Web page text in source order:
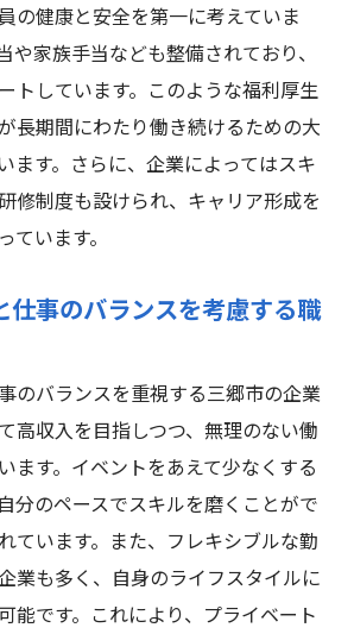
の健康と安全を第一に考えていま
や家族手当なども整備されており、
トしています。このような福利厚生
長期間にわたり働き続けるための大
ます。さらに、企業によってはスキ
修制度も設けられ、キャリア形成を
います。
仕事のバランスを考慮する職
のバランスを重視する三郷市の企業
高収入を目指しつつ、無理のない働
ます。イベントをあえて少なくする
分のペースでスキルを磨くことがで
ています。また、フレキシブルな勤
業も多く、自身のライフスタイルに
能です。これにより、プライベート